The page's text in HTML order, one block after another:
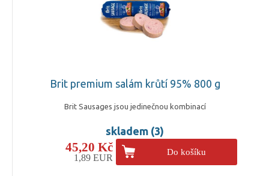
Brit premium salám krůtí 95% 800 g
Brit Sausages jsou jedinečnou kombinací
skladem (3)
45,20 Kč
1,89 EUR
Do košíku